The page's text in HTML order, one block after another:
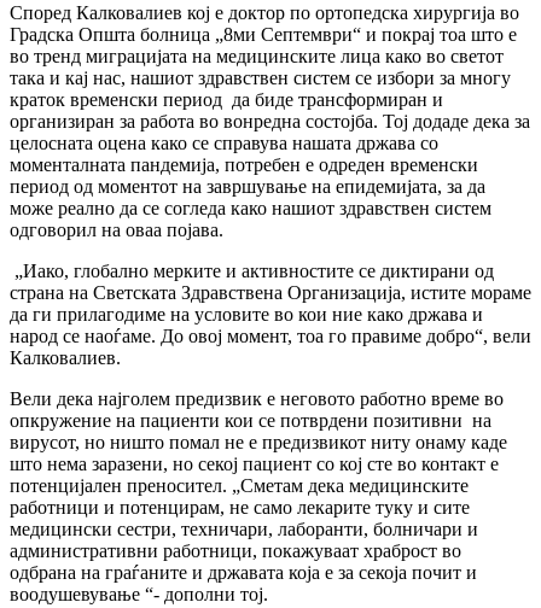
Според Калковалиев кој е доктор по ортопедска хирургија во
Градска Општа болница „8ми Септември“ и покрај тоа што е
во тренд миграцијата на медицинските лица како во светот
така и кај нас, нашиот здравствен систем се избори за многу
краток временски период да биде трансформиран и
организиран за работа во вонредна состојба. Тој додаде дека за
целосната оцена како се справува нашата држава со
моменталната пандемија, потребен е одреден временски
период од моментот на завршување на епидемијата, за да
може реално да се согледа како нашиот здравствен систем
одговорил на оваа појава.
„Иако, глобално мерките и активностите се диктирани од
страна на Светската Здравствена Организација, истите мораме
да ги прилагодиме на условите во кои ние како држава и
народ се наоѓаме. До овој момент, тоа го правиме добро“, вели
Калковалиев.
Вели дека најголем предизвик е неговото работно време во
опкружение на пациенти кои се потврдени позитивни на
вирусот, но ништо помал не е предизвикот ниту онаму каде
што нема заразени, но секој пациент со кој сте во контакт е
потенцијален преносител. „Сметам дека медицинските
работници и потенцирам, не само лекарите туку и сите
медицински сестри, техничари, лаборанти, болничари и
административни работници, покажуваат храброст во
одбрана на граѓаните и државата која е за секоја почит и
воодушевување “- дополни тој.